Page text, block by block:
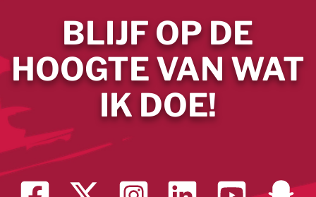
BLIJF OP DE
HOOGTE VAN WAT
IK DOE!